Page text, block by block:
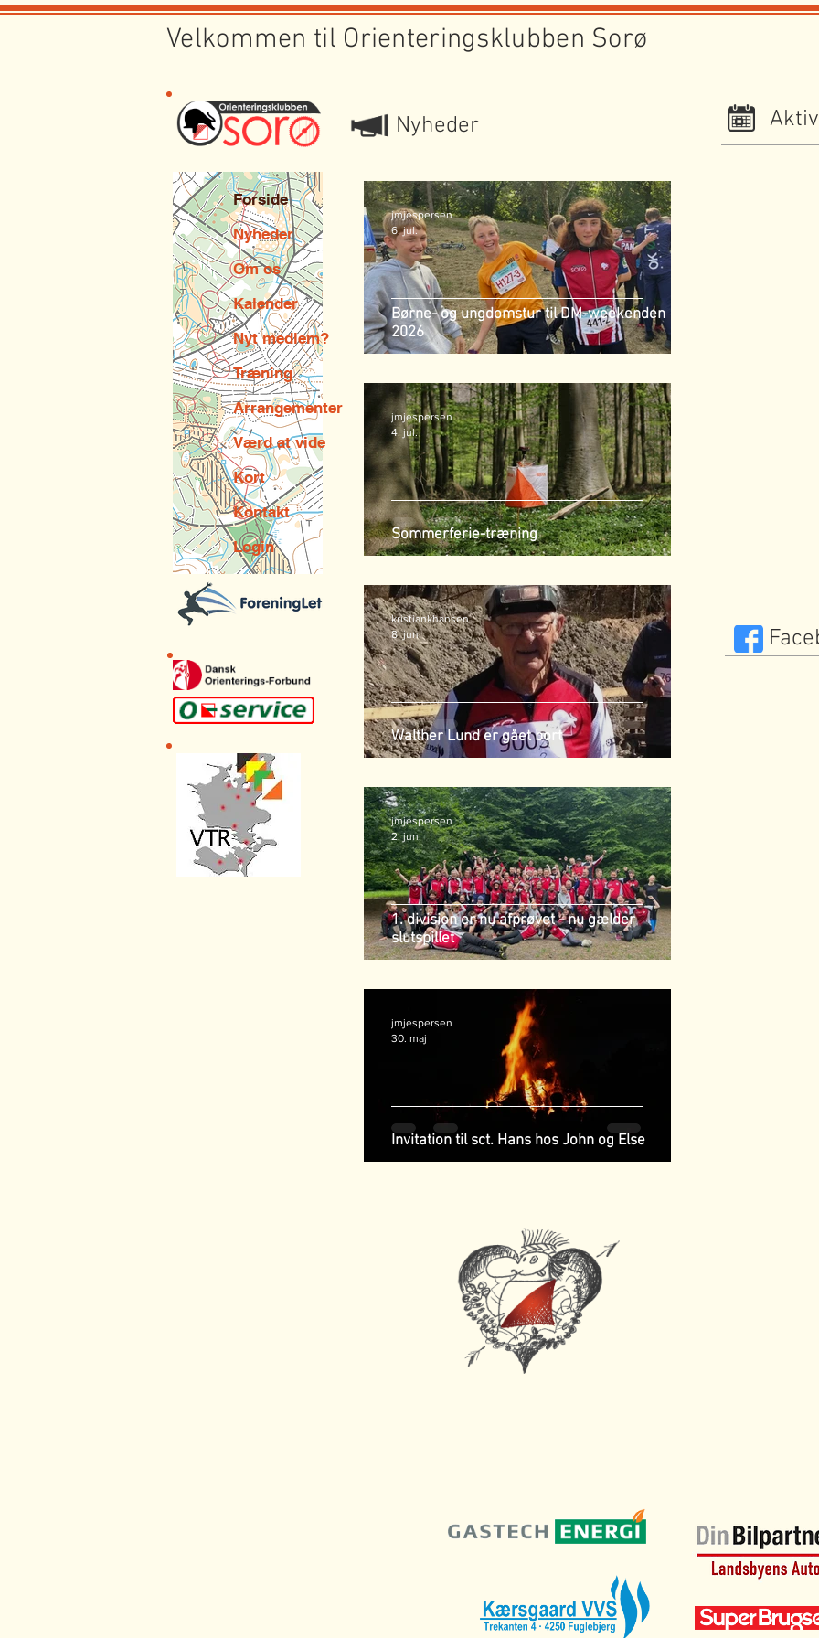
Velkommen til Orienteringsklubben Sorø
Nyheder
Børne- og ungdomstur til DM-weekenden
2026
jmjespersen
6. jul.
Sommerferie-træning
jmjespersen
4. jul.
Walther Lund er gået bort
kristiankhansen
8. jun.
1. division er nu afprøvet - nu gælder
slutspillet
jmjespersen
2. jun.
Invitation til sct. Hans hos John og Else
jmjespersen
30. maj
Forside
Nyheder
Om os
Kalender
Nyt medlem?
Træning
Arrangementer
Værd at vide
Kort
Kontakt
Login